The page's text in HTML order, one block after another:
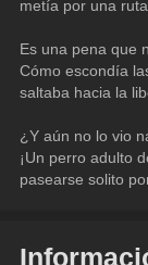
metía por una
Es una pena que
Cómo escondía
saltaba hacia la
¿Y aún no lo vio
¡Un perro adulto
pasearse solito